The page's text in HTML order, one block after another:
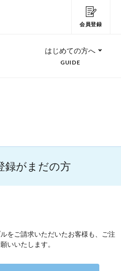
会員登録
はじめての方へ
GUIDE
録がまだの方
をご請求いただいたお客様も、ご注
いいたします。